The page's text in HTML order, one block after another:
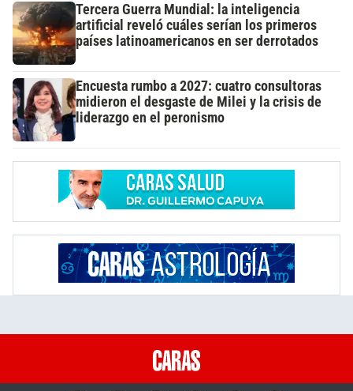
Tercera Guerra Mundial: la inteligencia
artificial reveló cuáles serían los primeros
países latinoamericanos en ser derrotados
Encuesta rumbo a 2027: cuatro consultoras
midieron el desgaste de Milei y la crisis de
liderazgo en el peronismo